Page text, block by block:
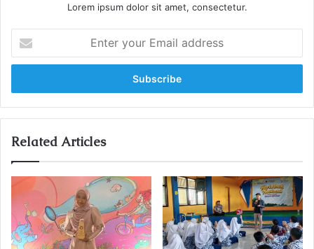
Lorem ipsum dolor sit amet, consectetur.
t
r
y
u
E
m
a
a
Related Articles